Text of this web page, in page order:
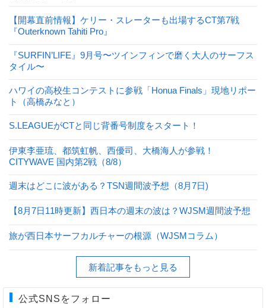
【開幕直前情報】ケリー・スレーターも出場するCT第7戦
『Outerknown Tahiti Pro』
『SURFIN’LIFE』9月号〜ツインフィンで磨く大人のサーフス
タイル〜
ハワイの高校生コンテストに参戦「Honua Finals」現地リポー
ト（高橋みなと）
S.LEAGUEがCTと同じ背番号制度をスタート！
伊東李亜琉、都筑虹帆、西優司、大橋海人が参戦！
CITYWAVE 国内第2戦（8/8）
週末はどこに波がある？TSN週間波予想（8月7日)
【8月7日11時更新】西日本の週末の波は？WJSM週間波予想
旅が西日本サーフカルチャーの根源（WJSMコラム）
新着記事をもっと見る
公式SNSをフォロー